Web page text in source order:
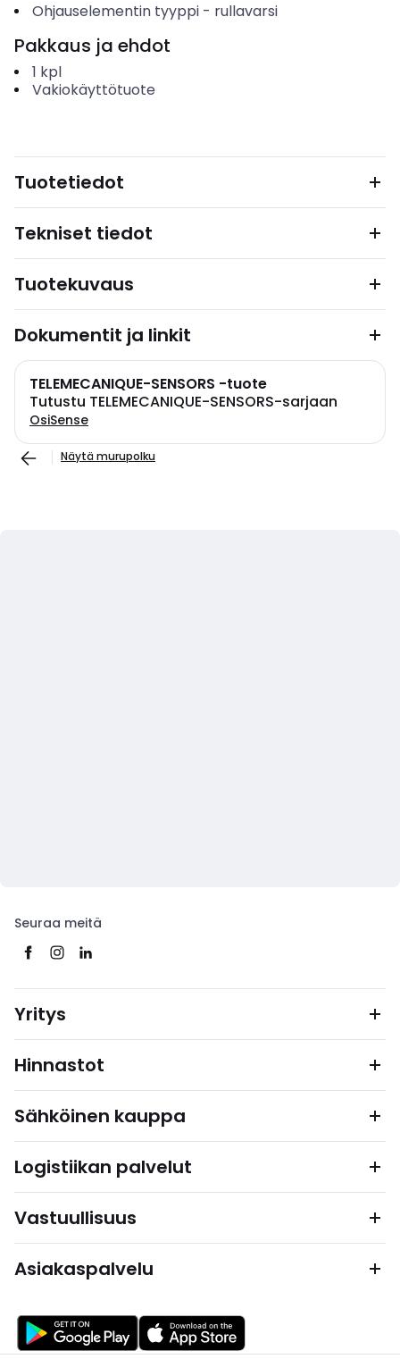
Ohjauselementin tyyppi- rullavarsi
Pakkaus ja ehdot
1 kpl
Vakiokäyttötuote
Tuotetiedot
Tekniset tiedot
Tuotekuvaus
Dokumentit ja linkit
TELEMECANIQUE-SENSORS -tuote
Tutustu TELEMECANIQUE-SENSORS-sarjaan
OsiSense
Näytä murupolku
Seuraa meitä
Yritys
Hinnastot
Sähköinen kauppa
Logistiikan palvelut
Vastuullisuus
Asiakaspalvelu